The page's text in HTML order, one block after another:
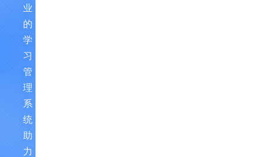
业
的
学
习
管
理
系
统，
助
力